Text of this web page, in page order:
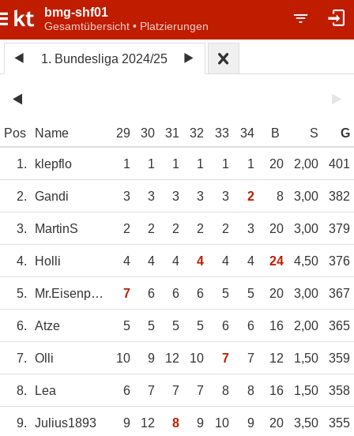
bmg-shf01
Gesamtübersicht • Platzierungen
1. Bundesliga 2024/25
Pos Name 29 30 31 32 33 34 B S G
1. klepflo 1 1 1 1 1 1 20 2,00 401
2. Gandi 3 3 3 3 3 2 8 3,00 382
3. MartinS 2 2 2 2 2 3 20 3,00 379
4. Holli 4 4 4 4 4 4 24 4,50 376
5. Mr.Eisenplatte 7 6 6 6 5 5 20 3,00 367
6. Atze 5 5 5 5 6 6 16 2,00 365
7. Olli 10 9 12 10 7 7 12 1,50 359
8. Lea 6 7 7 7 8 8 16 1,50 358
9. Julius1893 9 12 8 9 10 9 20 3,50 355